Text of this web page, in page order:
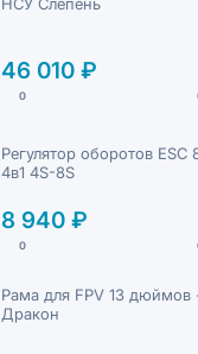
НСУ Слепень
46 010 ₽
0
Регулятор оборотов ESC
4в1 4S-8S
8 940 ₽
0
Рама для FPV 13 дюймов
Дракон